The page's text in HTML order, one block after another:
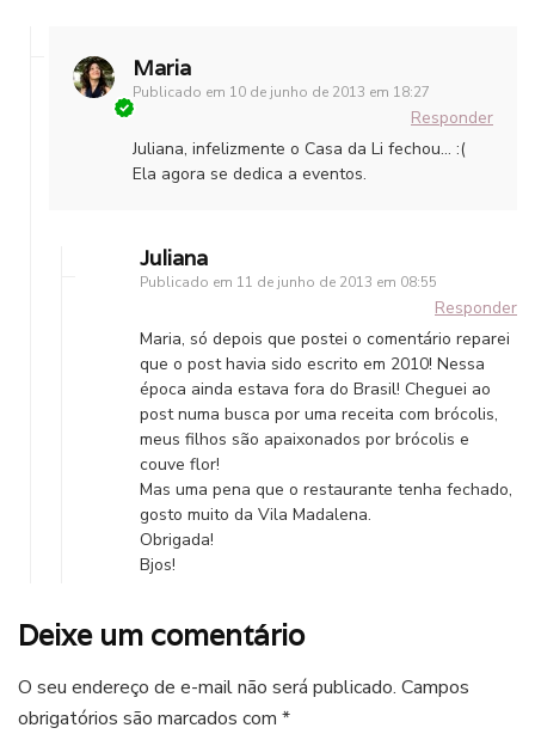
Maria
Publicado em 10 de junho de 2013 em 18:27
Responder
Juliana, infelizmente o Casa da Li fechou… :(
Ela agora se dedica a eventos.
Juliana
Publicado em 11 de junho de 2013 em 08:55
Responder
Maria, só depois que postei o comentário reparei
que o post havia sido escrito em 2010! Nessa
época ainda estava fora do Brasil! Cheguei ao
post numa busca por uma receita com brócolis,
meus filhos são apaixonados por brócolis e
couve flor!
Mas uma pena que o restaurante tenha fechado,
gosto muito da Vila Madalena.
Obrigada!
Bjos!
Deixe um comentário
O seu endereço de e-mail não será publicado. Campos
obrigatórios são marcados com *